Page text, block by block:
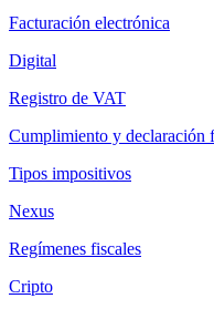
Facturación electrónica
Digital
Registro de VAT
Cumplimiento y declaración
Tipos impositivos
Nexus
Regímenes fiscales
Cripto